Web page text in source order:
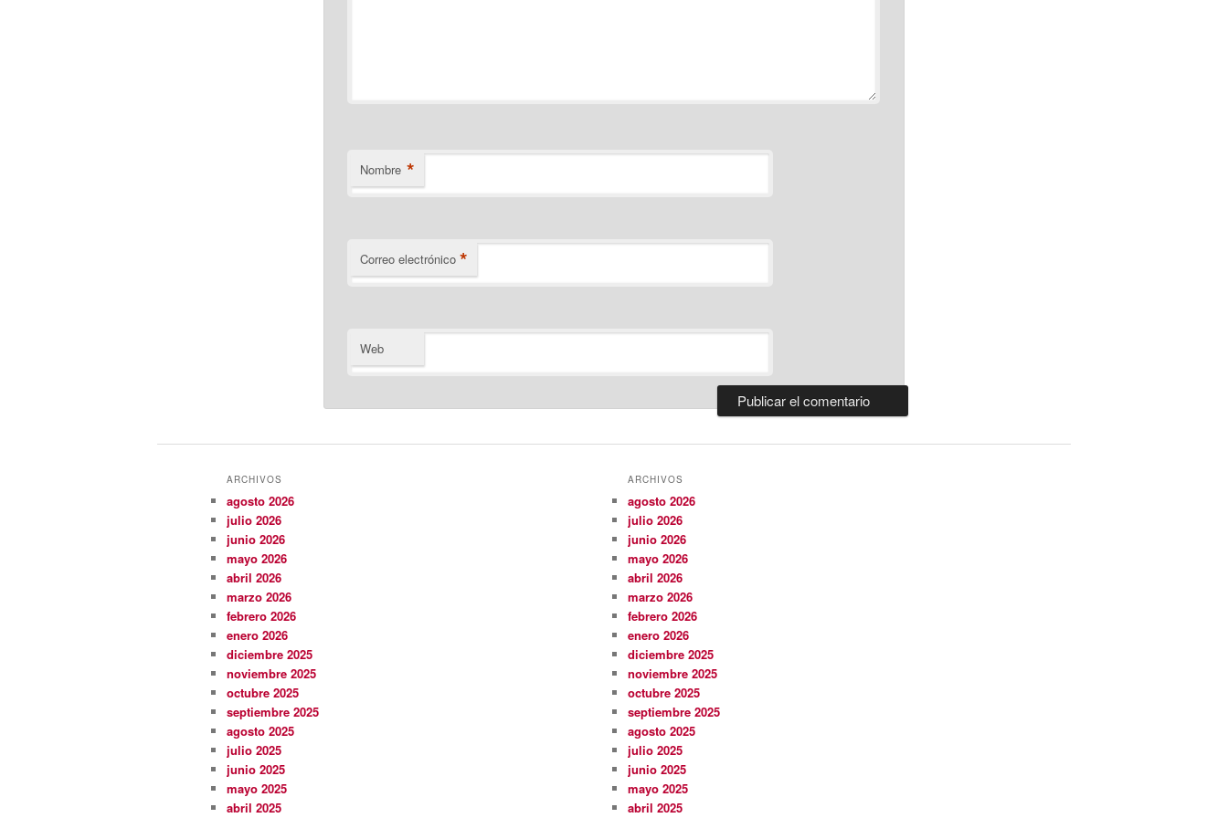
Nombre *
Correo electrónico *
Web
ARCHIVOS
agosto 2026
julio 2026
junio 2026
mayo 2026
abril 2026
marzo 2026
febrero 2026
enero 2026
diciembre 2025
noviembre 2025
octubre 2025
septiembre 2025
agosto 2025
julio 2025
junio 2025
mayo 2025
abril 2025
ARCHIVOS
agosto 2026
julio 2026
junio 2026
mayo 2026
abril 2026
marzo 2026
febrero 2026
enero 2026
diciembre 2025
noviembre 2025
octubre 2025
septiembre 2025
agosto 2025
julio 2025
junio 2025
mayo 2025
abril 2025